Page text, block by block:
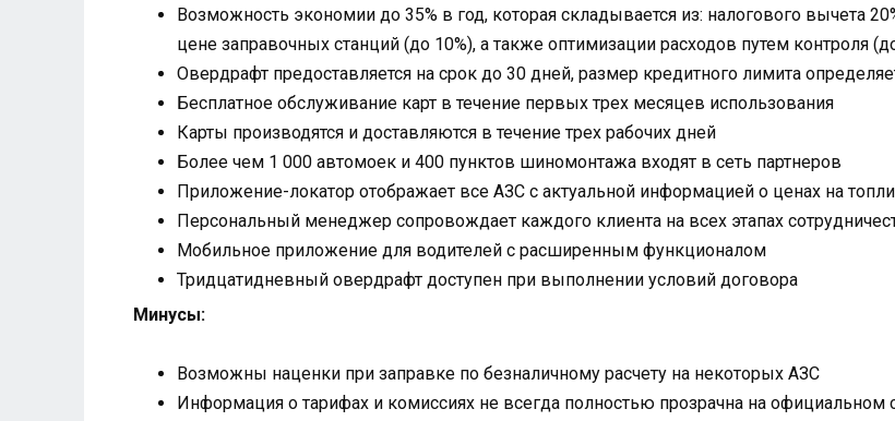
Возможность экономии до 35% в год, которая складывается из: налогового вычета
цене заправочных станций (до 10%), а также оптимизации расходов путем контроля
Овердрафт предоставляется на срок до 30 дней, размер кредитного лимита
Бесплатное обслуживание карт в течение первых трех месяцев использования
Карты производятся и доставляются в течение трех рабочих дней
Более чем 1 000 автомоек и 400 пунктов шиномонтажа входят в сеть партнеров
Приложение-локатор отображает все АЗС с актуальной информацией о ценах на
Персональный менеджер сопровождает каждого клиента на всех этапах
Мобильное приложение для водителей с расширенным функционалом
Тридцатидневный овердрафт доступен при выполнении условий договора
Минусы:
Возможны наценки при заправке по безналичному расчету на некоторых АЗС
Информация о тарифах и комиссиях не всегда полностью прозрачна на официальном